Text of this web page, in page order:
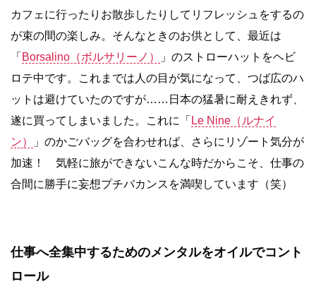
カフェに行ったりお散歩したりしてリフレッシュをするの
が束の間の楽しみ。そんなときのお供として、最近は
「 Borsalino（ボルサリーノ）
」のストローハットをヘビ
ロテ中です。これまでは人の目が気になって、つば広のハ
ットは避けていたのですが……日本の猛暑に耐えきれず、
遂に買ってしまいました。これに「 Le Nine（ルナイ
ン）
」のかごバッグを合わせれば、さらにリゾート気分が
加速！ 気軽に旅ができないこんな時だからこそ、仕事の
合間に勝手に妄想プチバカンスを満喫しています（笑）
仕事へ全集中するためのメンタルをオイルでコント
ロール